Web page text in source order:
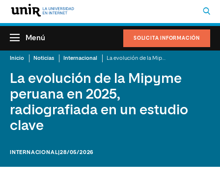
SOLICITA INFORMACIÓN
Menú
Inicio Noticias Internacional
La evolución de la Mipyme
peruana en 2025,
radiografiada en un estudio
clave
INTERNACIONAL |28/05/2026